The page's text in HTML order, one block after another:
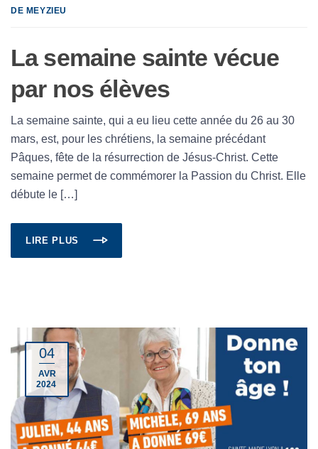
DE MEYZIEU
La semaine sainte vécue
par nos élèves
La semaine sainte, qui a eu lieu cette année du 26 au 30
mars, est, pour les chrétiens, la semaine précédant
Pâques, fête de la résurrection de Jésus-Christ. Cette
semaine permet de commémorer la Passion du Christ. Elle
débute le […]
LIRE PLUS
04
AVR
2024